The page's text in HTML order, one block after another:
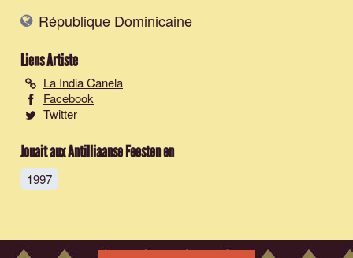
République Dominicaine
Liens Artiste
La India Canela
Facebook
Twitter
Jouait aux Antilliaanse Feesten en
1997